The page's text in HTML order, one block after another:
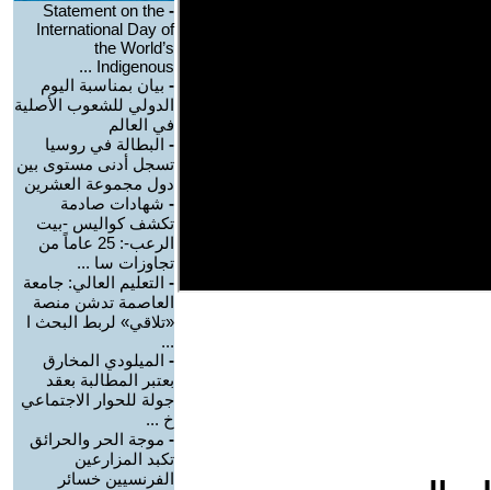
-
Statement on the
International Day of
the World’s
Indigenous ...
- بيان بمناسبة اليوم
الدولي للشعوب الأصلية
في العالم
- البطالة في روسيا
تسجل أدنى مستوى بين
دول مجموعة العشرين
- شهادات صادمة
تكشف كواليس -بيت
الرعب-: 25 عاماً من
تجاوزات سا ...
- التعليم العالي: جامعة
العاصمة تدشن منصة
«تلاقي» لربط البحث ا
...
- الميلودي المخارق
بعتبر المطالبة بعقد
جولة للحوار الاجتماعي
خ ...
- موجة الحر والحرائق
تكبد المزارعين
الفرنسيين خسائر